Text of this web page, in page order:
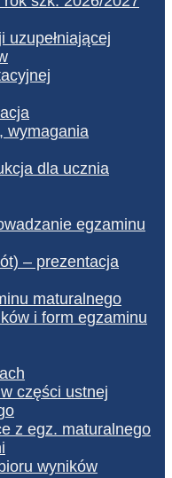
uzupełniającej
wymagania
dla ucznia
egzaminu
– prezentacja
maturalnego
i form egzaminu
części ustnej
z egz. maturalnego
wyników